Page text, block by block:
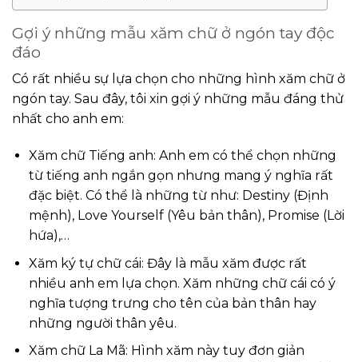
Gợi ý những mẫu xăm chữ ở ngón tay độc
đáo
Có rất nhiều sự lựa chọn cho những hình xăm chữ ở
ngón tay. Sau đây, tôi xin gợi ý những mẫu đáng thử
nhất cho anh em:
Xăm chữ Tiếng anh: Anh em có thể chọn những
từ tiếng anh ngắn gọn nhưng mang ý nghĩa rất
đặc biệt. Có thể là những từ như: Destiny (Định
mệnh), Love Yourself (Yêu bản thân), Promise (Lời
hứa),…
Xăm ký tự chữ cái: Đây là mẫu xăm được rất
nhiều anh em lựa chọn. Xăm những chữ cái có ý
nghĩa tượng trưng cho tên của bản thân hay
những người thân yêu.
Xăm chữ La Mã: Hình xăm này tuy đơn giản